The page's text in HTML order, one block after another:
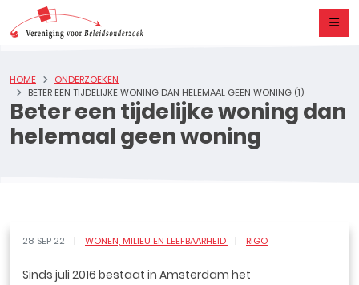
Beter een tijdelijke woning dan
helemaal geen woning
HOME
ONDERZOEKEN
BETER EEN TIJDELIJKE WONING DAN HELEMAAL GEEN WONING (1)
28 SEP 22 WONEN, MILIEU EN LEEFBAARHEID RIGO
Sinds juli 2016 bestaat in Amsterdam het